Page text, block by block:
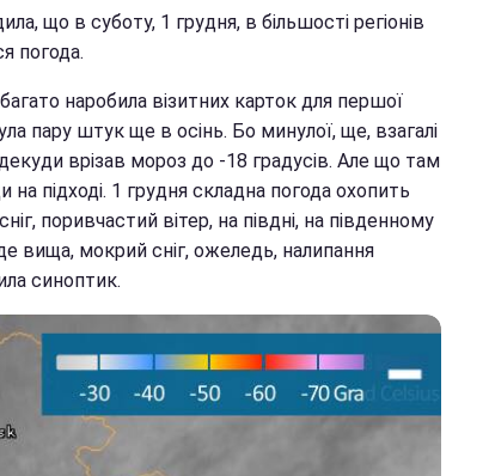
що в суботу, 1 грудня, в більшості регіонів
погода.
наробила візитних карток для першої
пару штук ще в осінь. Бо минулої, ще, взагалі
врізав мороз до -18 градусів. Але що там
підході. 1 грудня складна погода охопить
поривчастий вітер, на півдні, на південному
вища, мокрий сніг, ожеледь, налипання
синоптик.